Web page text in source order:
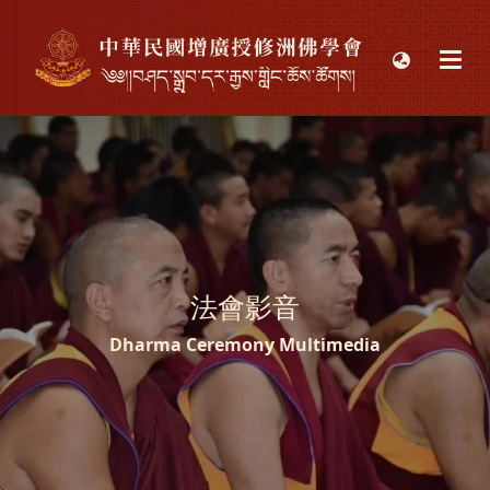
傳
課
目
增
印
寵
法
法會影音
Dharma Ceremony Multimedia